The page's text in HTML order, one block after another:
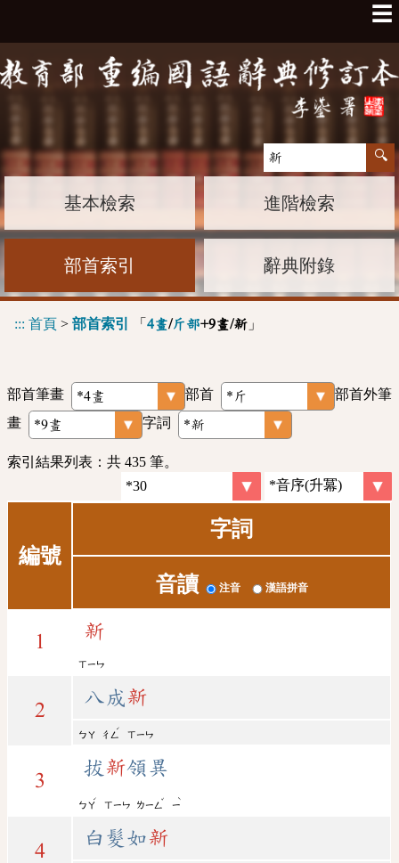
☰
基本檢索 進階檢索
部首索引 辭典附錄
::: 首頁 > 部首索引 「 4畫/斤部+9畫/新 」
部首筆畫 部首
部首外筆
畫
字詞
索引結果列表：共 435 筆。
編號
字詞
音讀 注音 漢語拼音
1 新
ㄒㄧㄣ
2
八成新
ㄅㄚ ㄔㄥ
ˊ
ㄒㄧㄣ
3
拔 新領異
ㄅㄚ
ˊ
ㄒㄧㄣ ㄌㄧㄥ
ˇ
ㄧ
ˋ
4
白髮如新